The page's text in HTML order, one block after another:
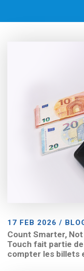
17 FEB 2026 /
Count Smarter,
Touch fait partie
compter les billets